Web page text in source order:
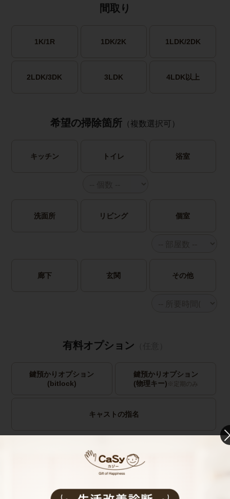
間取り
1K/1R 1DK/2K 1LDK/2DK
2LDK/3DK 3LDK 4LDK以上
希望の掃除箇所 （複数選択可）
キッチン トイレ 浴室
洗面所 リビング 個室
廊下 玄関 その他
有料オプション
鍵預かりオプション
(bitlock)
鍵預かりオプション
(物理キー) ※定期のみ
キャストの指名